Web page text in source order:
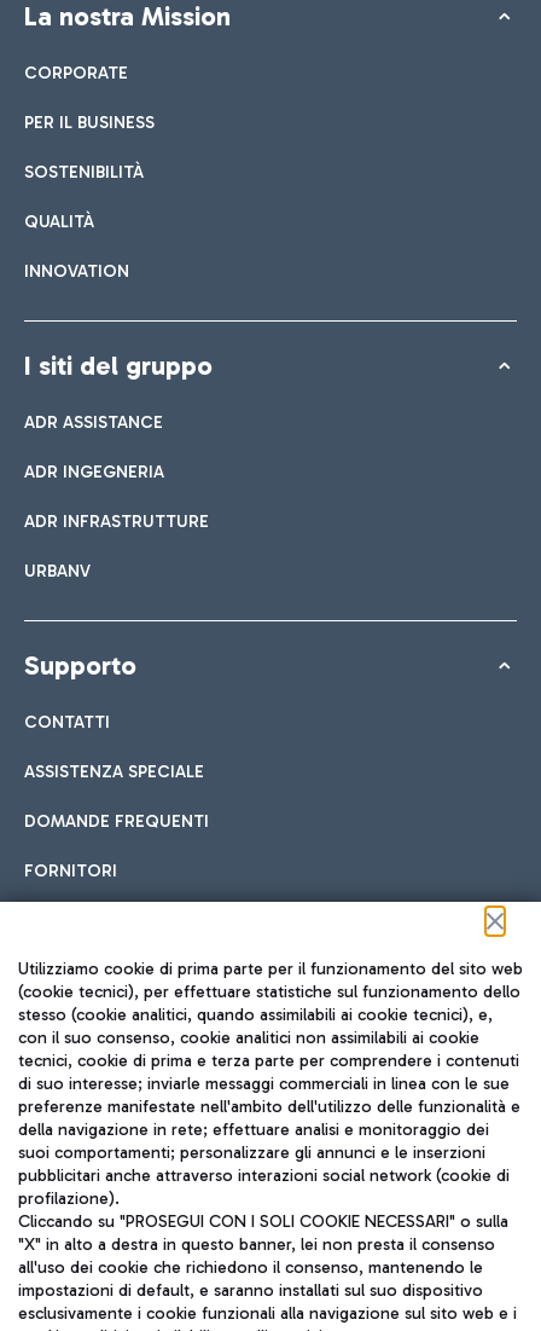
La nostra Mission
CORPORATE
PER IL BUSINESS
SOSTENIBILITÀ
QUALITÀ
INNOVATION
I siti del gruppo
ADR ASSISTANCE
ADR INGEGNERIA
ADR INFRASTRUTTURE
URBANV
Supporto
CONTATTI
ASSISTENZA SPECIALE
DOMANDE FREQUENTI
FORNITORI
Seguici sui social
TRAVEL JOURNAL
ITA
Utilizziamo cookie di prima parte per il funzionamento del sito web
(cookie tecnici), per effettuare statistiche sul funzionamento dello
stesso (cookie analitici, quando assimilabili ai cookie tecnici), e,
con il suo consenso, cookie analitici non assimilabili ai cookie
tecnici, cookie di prima e terza parte per comprendere i contenuti
di suo interesse; inviarle messaggi commerciali in linea con le sue
preferenze manifestate nell'ambito dell'utilizzo delle funzionalità e
della navigazione in rete; effettuare analisi e monitoraggio dei
suoi comportamenti; personalizzare gli annunci e le inserzioni
pubblicitari anche attraverso interazioni social network (cookie di
profilazione).
Cliccando su "PROSEGUI CON I SOLI COOKIE NECESSARI" o sulla
"X" in alto a destra in questo banner, lei non presta il consenso
all'uso dei cookie che richiedono il consenso, mantenendo le
impostazioni di default, e saranno installati sul suo dispositivo
esclusivamente i cookie funzionali alla navigazione sul sito web e i